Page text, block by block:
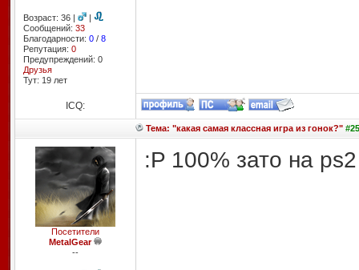
Возраст: 36 |
|
Сообщений: 33
Благодарности: 0/ 8
Репутация: 0
Предупреждений: 0
Друзья
Тут: 19 лет
ICQ:
Тема: "какая самая классная игра из гонок?"
Посетители
MetalGear
--
:P 100% зато на